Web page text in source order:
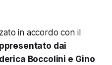
in accordo con il
dai
Boccolini e Gino